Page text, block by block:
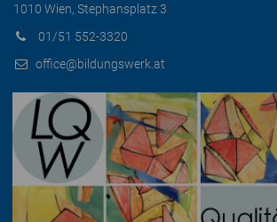
1010 Wien, Stephansplatz 3
01/51 552-3320
office@bildungswerk.at